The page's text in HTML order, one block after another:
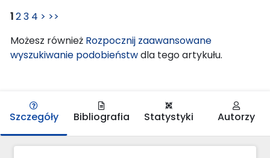
123 4 > >>
Możesz również Rozpocznij zaawansowane
wyszukiwanie podobieństwdla tego artykułu.
Szczegóły Bibliografia Statystyki Autorzy